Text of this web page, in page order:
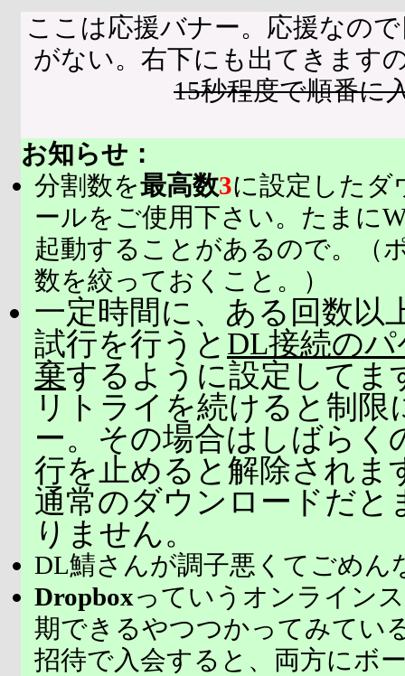
ここは応援バナー。応援なの
がない。右下にも出てきます
15秒程度で順番に
お知らせ：
分割数を最高数3に設定したダ
ールをご使用下さい。たまに
起動することがあるので。（
数を絞っておくこと。）
一定時間に、ある回数以
試行を行うと DL接続の
棄するように設定してま
リトライを続けると制限
ー。その場合はしばらく
行を止めると解除されま
通常のダウンロードだと
りません。
DL鯖さんが調子悪くてごめん
Dropboxっていうオンライン
期できるやつつかってみてい
招待で入会すると、両方にボ